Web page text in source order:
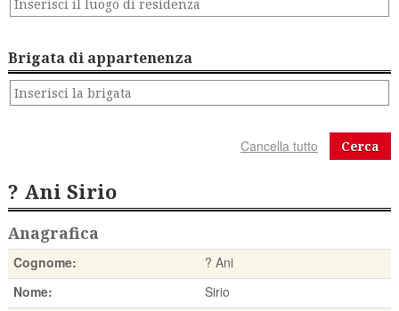
Brigata di appartenenza
Cerca
? Ani Sirio
Anagrafica
Cognome:
? Ani
Nome:
Sirio